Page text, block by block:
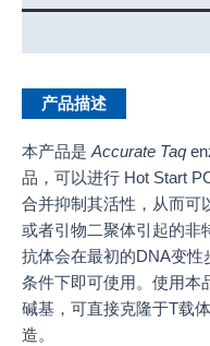
产品描述
本产品是 Accurate Taq
品，可以进行 Hot Start
合并抑制其活性，从而可
或者引物二聚体引起的非
抗体会在最初的DNA变性
条件下即可使用。使用本
碱基，可直接克隆于T载
造。